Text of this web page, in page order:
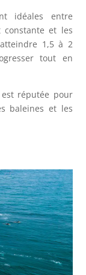
idéales entre
et les
1,5 à 2
tout en
réputée pour
baleines et les